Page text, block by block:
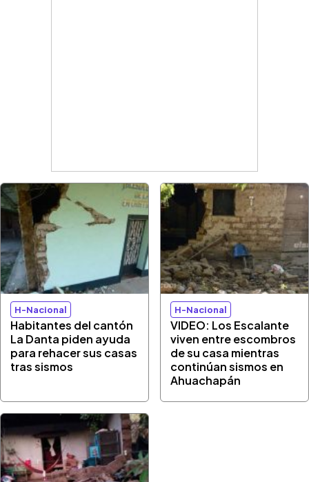
H-Nacional
Habitantes del cantón
La Danta piden ayuda
para rehacer sus casas
tras sismos
H-Nacional
VIDEO: Los Escalante
viven entre escombros
de su casa mientras
continúan sismos en
Ahuachapán